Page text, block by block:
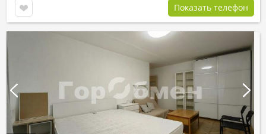
Показать телефон